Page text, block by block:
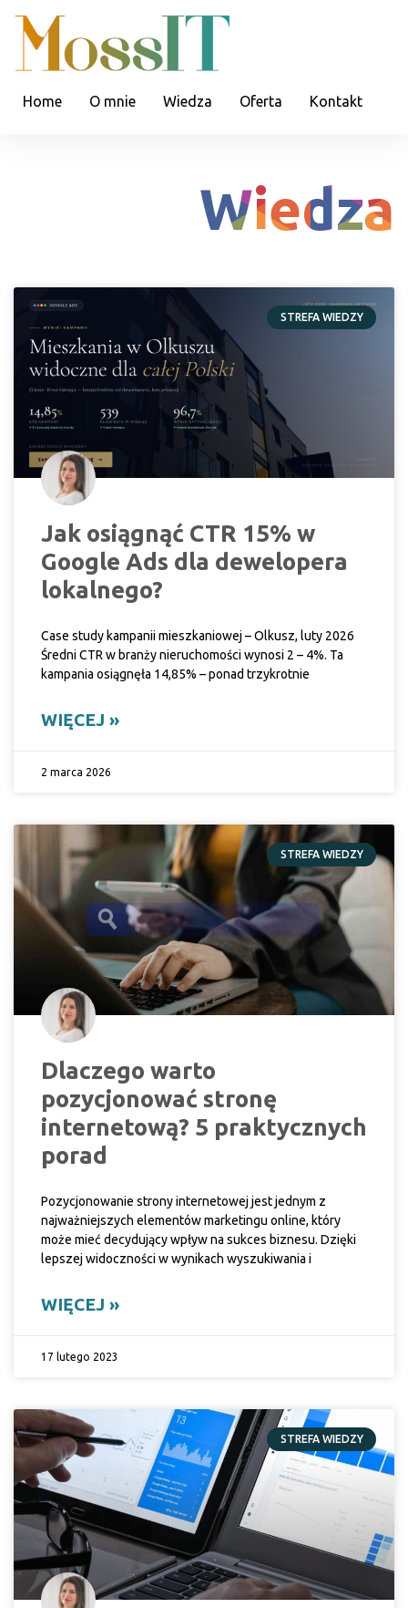
Home O mnie Wiedza Oferta Kontakt
Wiedza
STREFA WIEDZY
Jak osiągnąć CTR 15% w
Google Ads dla dewelopera
lokalnego?
Case study kampanii mieszkaniowej – Olkusz, luty 2026
Średni CTR w branży nieruchomości wynosi 2 – 4%. Ta
kampania osiągnęła 14,85% – ponad trzykrotnie
WIĘCEJ »
2 marca 2026
STREFA WIEDZY
Dlaczego warto
pozycjonować stronę
internetową? 5 praktycznych
porad
Pozycjonowanie strony internetowej jest jednym z
najważniejszych elementów marketingu online, który
może mieć decydujący wpływ na sukces biznesu. Dzięki
lepszej widoczności w wynikach wyszukiwania i
WIĘCEJ »
17 lutego 2023
STREFA WIEDZY